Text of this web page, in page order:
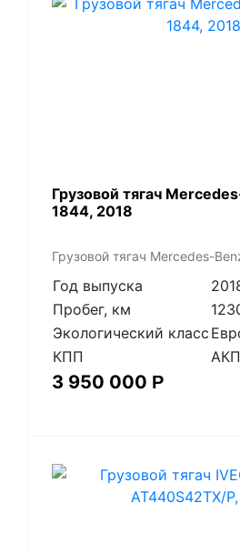
Грузовой тягач
1844, 2018
Грузовой тягач Mercedes-
Год выпуска
Пробег, км
Экологический класс
КПП
3 950 000 Р